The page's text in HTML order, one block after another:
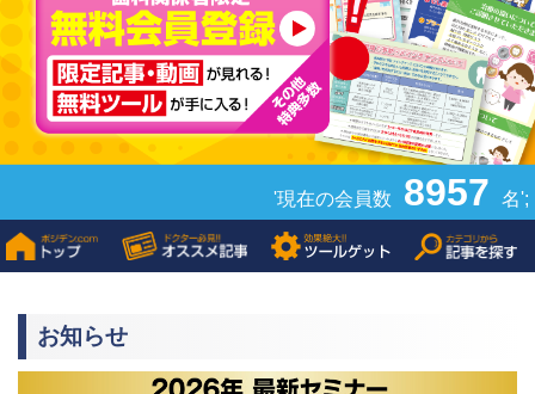
'現在の会員数 8957 名';
お知らせ